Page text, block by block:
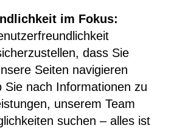
im Fokus:
dass Sie
Seiten navigieren
Sie nach Informationen zu
unserem Team
suchen – alles ist